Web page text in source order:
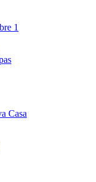
1
Casa